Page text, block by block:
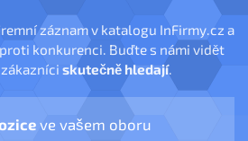
záznam v katalogu InFirmy.cz a
konkurenci. Buďte s námi vidět
skutečně hledají.
ve vašem oboru